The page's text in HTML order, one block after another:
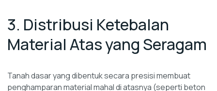
3. Distribusi Ketebalan
Material Atas yang Seragam
Tanah dasar yang dibentuk secara presisi membuat
penghamparan material mahal di atasnya (seperti beton